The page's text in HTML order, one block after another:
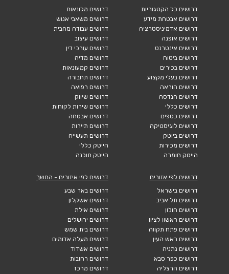
דרושים כל הקטגוריות
דרושים אבטחת מידע
דרושים אדמיניסטרציה
דרושים אופנה
דרושים אינטרנט
דרושים ביטוח
דרושים בכירים
דרושים בעלי מקצוע
דרושים הוראה
דרושים הנדסה
דרושים כללי
דרושים כספים
דרושים לוגיסטיקה
דרושים ביוטק
דרושים מכירות
הייטק חומרה
דרושים מלונאות
דרושים משאבי אנוש
דרושים עבודה מהבית
דרושים עיצוב
דרושים עורכי דין
דרושים מדיה
דרושים קמעונאות
דרושים תחבורה
דרושים רפואה
דרושים שיווק
דרושים שירות לקוחות
דרושים אבטחה
דרושים תיירות
דרושים תעשייה
הייטק כללי
הייטק תוכנה
דרושים לפי אזורים
דרושים בישראל
דרושים תל אביב
דרושים חולון
דרושים ראשון לציון
דרושים פתח תקווה
דרושים ראש העין
דרושים נתניה
דרושים כפר סבא
דרושים הרצליה
דרושים לפי איזורים - המשך
דרושים באר שבע
דרושים אשקלון
דרושים אילת
דרושים ירושלים
דרושים בית שמש
דרושים מעלה אדומים
דרושים אשדוד
דרושים רחובות
דרושים מרכז